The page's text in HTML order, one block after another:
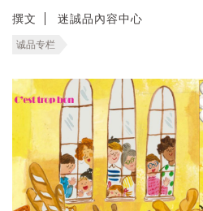
撰文 迷誠品內容中心
诚品专栏